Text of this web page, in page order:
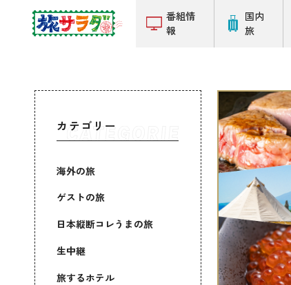
番組情
報
国内
旅
カテゴリー
海外の旅
ゲストの旅
日本縦断コレうまの旅
生中継
旅するホテル